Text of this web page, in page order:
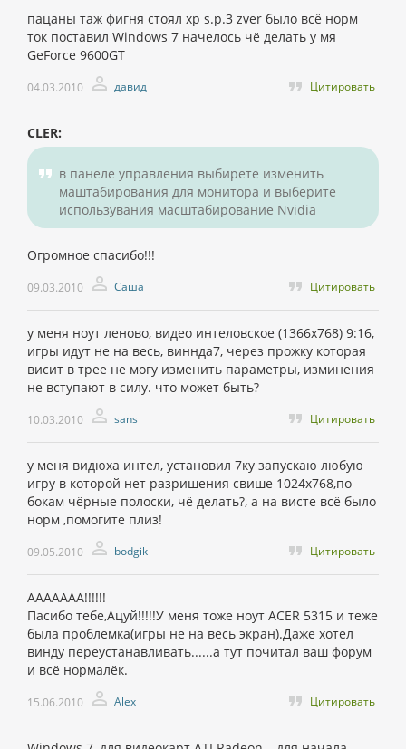
пацаны таж фигня стоял xp s.p.3 zver было всё норм
ток поставил Windows 7 начелось чё делать у мя
GeForce 9600GT
04.03.2010 давид Цитировать
CLER:
в панеле управления выбирете изменить
маштабирования для монитора и выберите
использувания масштабирование Nvidia
Огромное спасибо!!!
09.03.2010 Саша Цитировать
у меня ноут леново, видео интеловское (1366х768) 9:16,
игры идут не на весь, виннда7, через прожку которая
висит в трее не могу изменить параметры, изминения
не вступают в силу. что может быть?
10.03.2010 sans Цитировать
у меня видюха интел, установил 7ку запускаю любую
игру в которой нет разришения свише 1024х768,по
бокам чёрные полоски, чё делать?, а на висте всё было
норм ,помогите плиз!
09.05.2010 bodgik Цитировать
ААААААА!!!!!!
Пасибо тебе,Ацуй!!!!!У меня тоже ноут ACER 5315 и теже
была проблемка(игры не на весь экран).Даже хотел
винду переустанавливать......а тут почитал ваш форум
и всё нормалёк.
15.06.2010 Alex Цитировать